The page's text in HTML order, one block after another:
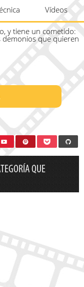
Vídeos
y tiene un cometido:
que quieren
QUE